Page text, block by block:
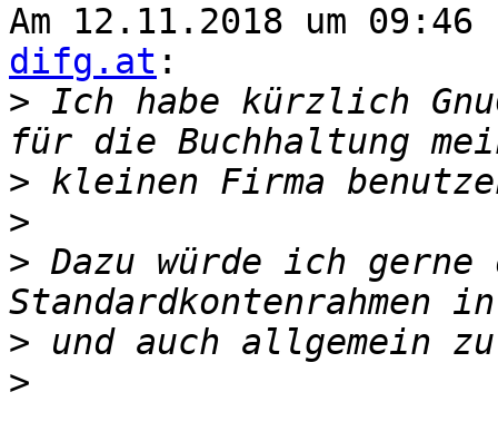
Am 12.11.2018 um
difg.at :
> Ich habe kürzlich
>
>
> Dazu würde ich
>
>